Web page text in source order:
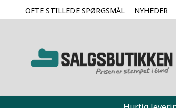
OFTE STILLEDE SPØRGSMÅL NYHEDER